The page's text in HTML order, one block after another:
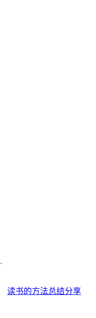
读书的方法总结分享